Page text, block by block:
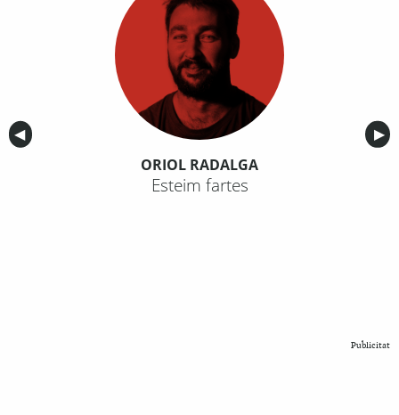
Anterior
◀︎ ▶︎
ORIOL RADALGA
Esteim fartes
Publicitat